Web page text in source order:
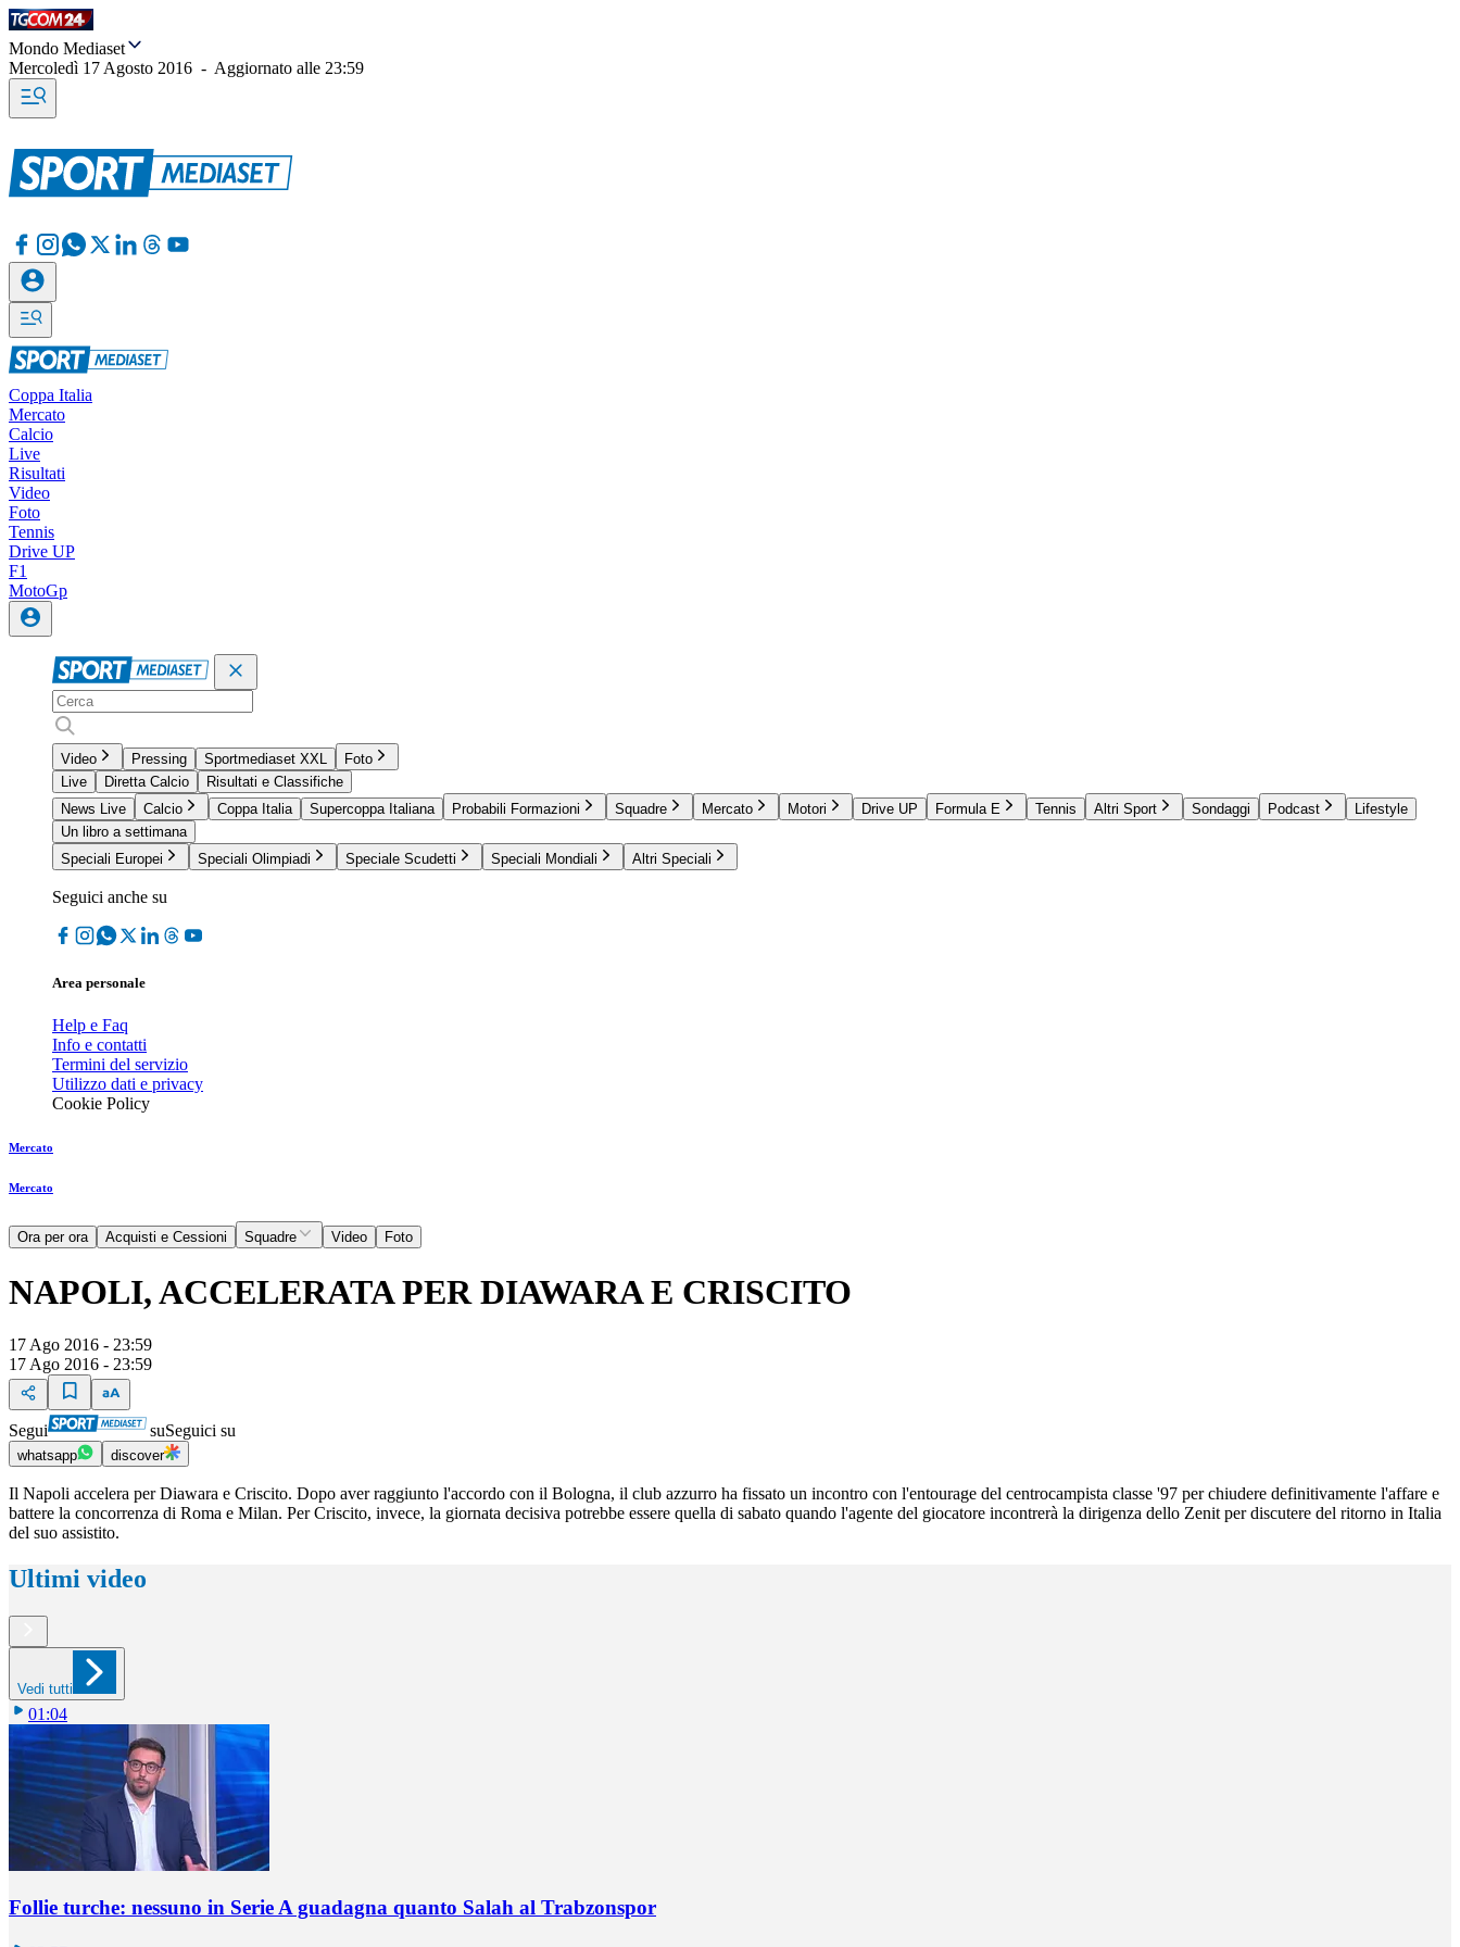
Mondo Mediaset
Mercoledì 17 Agosto 2016 - Aggiornato alle 23:59
Coppa Italia
Mercato
Calcio
Live
Risultati
Video
Foto
Tennis
Drive UP
F1
MotoGp
Video Pressing Sportmediaset XXL
Foto
Live
Diretta Calcio
Risultati e Classifiche
News Live
Calcio Coppa Italia Supercoppa Italiana Probabili Formazioni Squadre Mercato Motori Drive UP Formula E Tennis Altri Sport Sondaggi Podcast
Lifestyle
Un libro a settimana
Speciali Europei
Speciali Olimpiadi Speciale Scudetti Speciali Mondiali Altri Speciali
Seguici anche su
Area personale
Help e Faq
Info e contatti
Termini del servizio
Utilizzo dati e privacy
Cookie Policy
Mercato
Mercato
Ora per ora Acquisti e Cessioni Squadre Video Foto
NAPOLI, ACCELERATA PER DIAWARA E CRISCITO
17 Ago 2016 - 23:59
17 Ago 2016 - 23:59
Segui suSeguici su
whatsapp discover
Il Napoli accelera per Diawara e Criscito. Dopo aver raggiunto l'accordo con il Bologna, il club azzurro ha fissato un incontro con l'entourage del centrocampista classe '97 per chiudere definitivamente l'affare e
battere la concorrenza di Roma e Milan. Per Criscito, invece, la giornata decisiva potrebbe essere quella di sabato quando l'agente del giocatore incontrerà la dirigenza dello Zenit per discutere del ritorno in Italia
del suo assistito.
Ultimi video
Vedi tutti
01:04
Follie turche: nessuno in Serie A guadagna quanto Salah al Trabzonspor